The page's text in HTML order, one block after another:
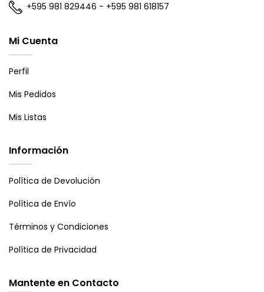
+595 981 829446 - +595 981 618157
Mi Cuenta
Perfil
Mis Pedidos
Mis Listas
Información
Política de Devolución
Política de Envío
Términos y Condiciones
Política de Privacidad
Mantente en Contacto